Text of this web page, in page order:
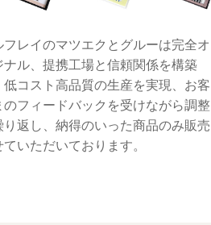
フレイのマツエクとグルーは完全オ
ナル、提携工場と信頼関係を構築
低コスト高品質の生産を実現、お客
のフィードバックを受けながら調整
り返し、納得のいった商品のみ販売
ていただいております。